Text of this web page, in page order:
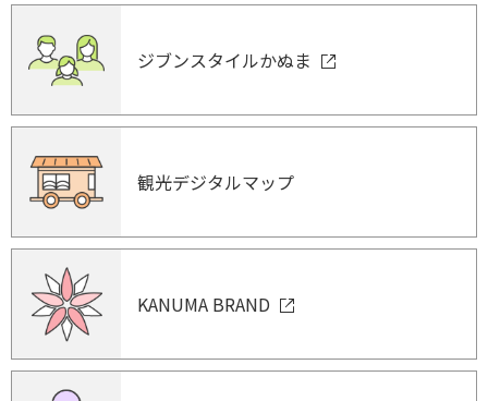
ジブンスタイルかぬま
観光デジタルマップ
KANUMA BRAND